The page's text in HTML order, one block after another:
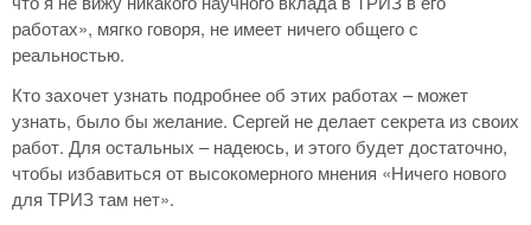
работах», мягко говоря, не имеет ничего общего с
реальностью.
Кто захочет узнать подробнее об этих работах – может
узнать, было бы желание. Сергей не делает секрета из своих
работ. Для остальных – надеюсь, и этого будет достаточно,
чтобы избавиться от высокомерного мнения «Ничего нового
для ТРИЗ там нет».